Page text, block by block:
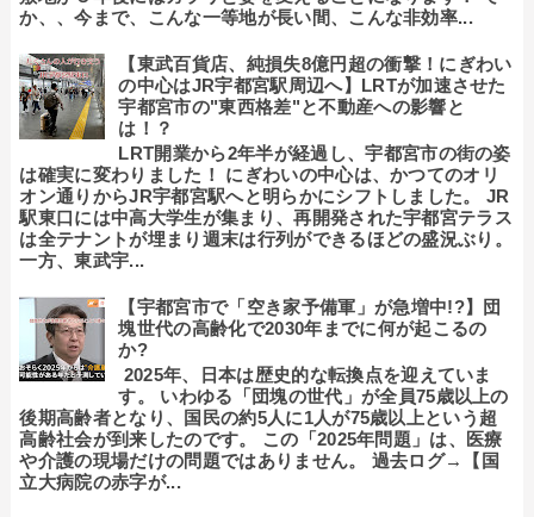
か、、今まで、こんな一等地が長い間、こんな非効率...
【東武百貨店、純損失8億円超の衝撃！にぎわい
の中心はJR宇都宮駅周辺へ】LRTが加速させた
宇都宮市の"東西格差"と不動産への影響と
は！？
LRT開業から2年半が経過し、宇都宮市の街の姿
は確実に変わりました！ にぎわいの中心は、かつてのオリ
オン通りからJR宇都宮駅へと明らかにシフトしました。 JR
駅東口には中高大学生が集まり、再開発された宇都宮テラス
は全テナントが埋まり週末は行列ができるほどの盛況ぶり。
一方、東武宇...
【宇都宮市で「空き家予備軍」が急増中!?】団
塊世代の高齢化で2030年までに何が起こるの
か?
2025年、日本は歴史的な転換点を迎えていま
す。 いわゆる「団塊の世代」が全員75歳以上の
後期高齢者となり、国民の約5人に1人が75歳以上という超
高齢社会が到来したのです。 この「2025年問題」は、医療
や介護の現場だけの問題ではありません。 過去ログ→【国
立大病院の赤字が...